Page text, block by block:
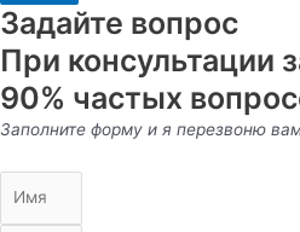
Задайте вопрос
При консультации
90% частых
Заполните форму и я перезвоню